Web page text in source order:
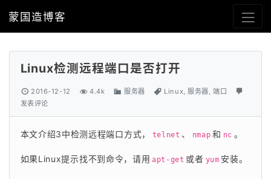
蒙国造博客
Linux检测远程端口是否打开
2016-12-12 4.4k 服务器 Linux,服务器,端口
发表评论
本文介绍3中检测远程端口方式， telnet 、 nmap 和 nc 。
如果Linux提示找不到命令，请用 apt-get 或者 yum 安装。